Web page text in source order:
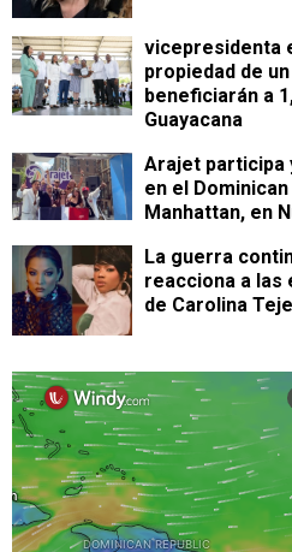
vicepresidenta
propiedad de
beneficiarán a
Guayacana
Arajet participa
en el
Manhattan, en
La guerra
reacciona a las
de Carolina